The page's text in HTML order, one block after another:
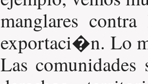
manglares
exportaci�n. Lo
Las comunidades